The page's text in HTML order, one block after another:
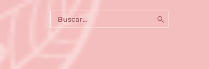
Buscar
por: